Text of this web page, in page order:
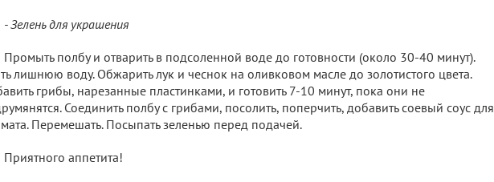
- Зелень для украшения
Промыть полбу и отварить в подсоленной воде до готовности (около 30-40 минут).
лишнюю воду. Обжарить лук и чеснок на оливковом масле до золотистого цвета.
грибы, нарезанные пластинками, и готовить 7-10 минут, пока они не
Соединить полбу с грибами, посолить, поперчить, добавить соевый соус для
Перемешать. Посыпать зеленью перед подачей.
Приятного аппетита!